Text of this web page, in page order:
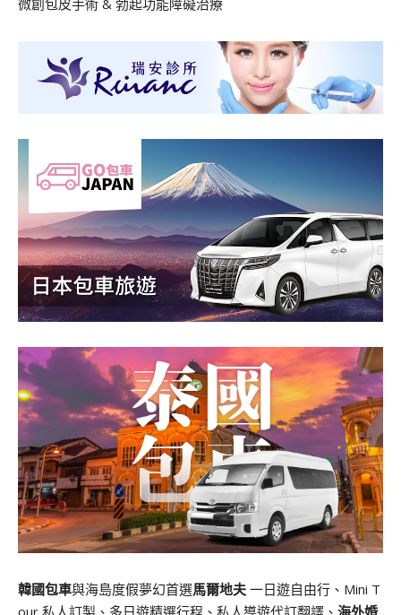
微創包皮手術 & 勃起功能障礙治療
韓國包車與海島度假夢幻首選馬爾地夫 一日遊自由行、Mini T
our 私人訂製、多日遊精選行程、私人導遊代訂翻譯、 海外婚